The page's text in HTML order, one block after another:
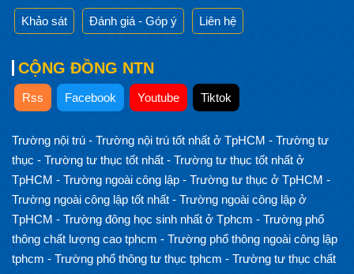
Khảo sát Đánh giá - Góp ý Liên hệ
CỘNG ĐỒNG NTN
Rss Facebook Youtube Tiktok
Trường nội trú - Trường nội trú tốt nhất ở TpHCM - Trường tư
thục - Trường tư thục tốt nhất - Trường tư thục tốt nhất ở
TpHCM - Trường ngoài công lập - Trường tư thục ở TpHCM -
Trường ngoài công lập tốt nhất - Trường ngoài công lập ở
TpHCM - Trường đông học sinh nhất ở Tphcm - Trường phổ
thông chất lượng cao tphcm - Trường phổ thông ngoài công lập
tphcm - Trường phổ thông tư thục tphcm - Trường tư thục chất